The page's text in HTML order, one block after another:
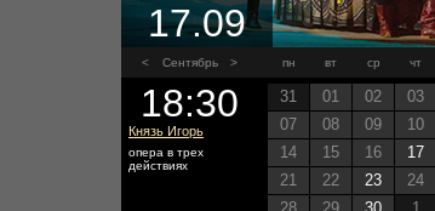
< Сентябрь > пн вт ср чт
31 01 02 03
07
08 09 10
14
15 16 17
21
22 23 24
17.09
18:30
Князь Игорь
опера в трех
действиях